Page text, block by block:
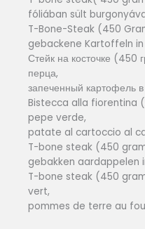
fóliában sült
T-Bone-Steak (450
gebackene Kartoffeln in
Стейк на косточке (450
перца,
запеченный картофель
Bistecca alla fiorentina
pepe verde,
patate al cartoccio al
T-bone steak (450
gebakken aardappelen
T-bone steak (450
vert,
pommes de terre au